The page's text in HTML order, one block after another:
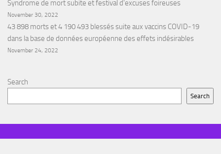
Syndrome de mort subite et festival d'excuses foireuses
November 30, 2022
43 898 morts et 4 190 493 blessés suite aux vaccins COVID-19
dans la base de données européenne des effets indésirables
November 24, 2022
Search
Search